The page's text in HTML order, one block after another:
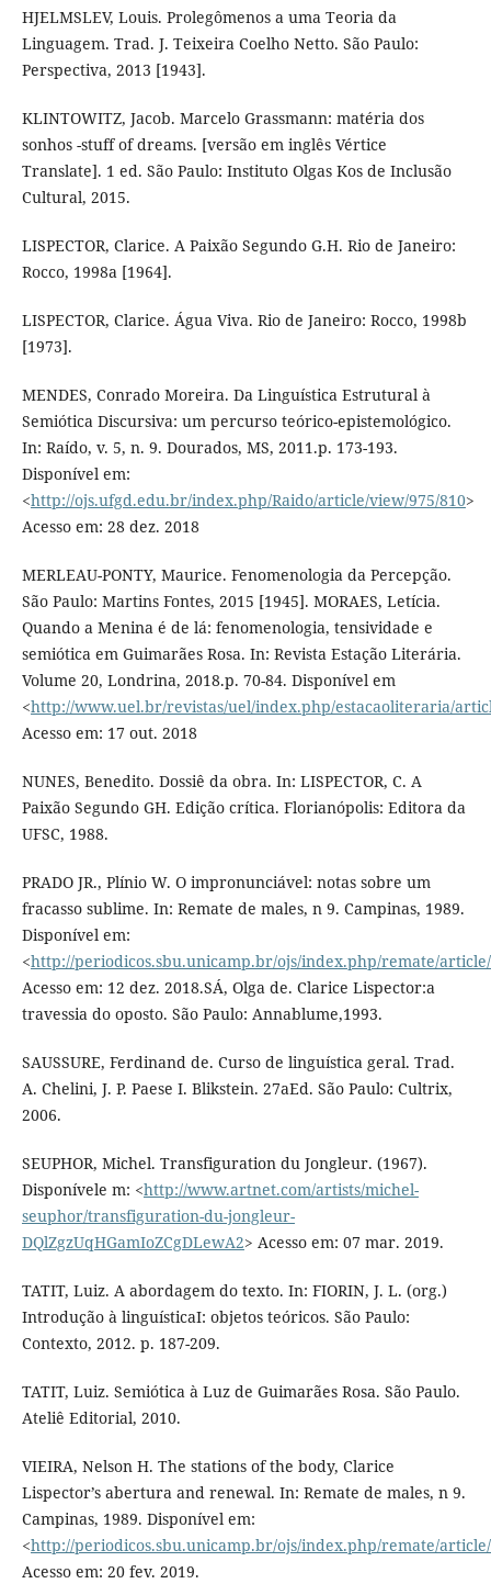
HJELMSLEV, Louis. Prolegômenos a uma Teoria da
Linguagem. Trad. J. Teixeira Coelho Netto. São Paulo:
Perspectiva, 2013 [1943].
KLINTOWITZ, Jacob. Marcelo Grassmann: matéria dos
sonhos -stuff of dreams. [versão em inglês Vértice
Translate]. 1 ed. São Paulo: Instituto Olgas Kos de Inclusão
Cultural, 2015.
LISPECTOR, Clarice. A Paixão Segundo G.H. Rio de Janeiro:
Rocco, 1998a [1964].
LISPECTOR, Clarice. Água Viva. Rio de Janeiro: Rocco, 1998b
[1973].
MENDES, Conrado Moreira. Da Linguística Estrutural à
Semiótica Discursiva: um percurso teórico-epistemológico.
In: Raído, v. 5, n. 9. Dourados, MS, 2011.p. 173-193.
Disponível em:
<http://ojs.ufgd.edu.br/index.php/Raido/article/view/975/810>
Acesso em: 28 dez. 2018
MERLEAU-PONTY, Maurice. Fenomenologia da Percepção.
São Paulo: Martins Fontes, 2015 [1945]. MORAES, Letícia.
Quando a Menina é de lá: fenomenologia, tensividade e
semiótica em Guimarães Rosa. In: Revista Estação Literária.
Volume 20, Londrina, 2018.p. 70-84. Disponível em
<http://www.uel.br/revistas/uel/index.php/estacaoliteraria/
Acesso em: 17 out. 2018
NUNES, Benedito. Dossiê da obra. In: LISPECTOR, C. A
Paixão Segundo GH. Edição crítica. Florianópolis: Editora da
UFSC, 1988.
PRADO JR., Plínio W. O impronunciável: notas sobre um
fracasso sublime. In: Remate de males, n 9. Campinas, 1989.
Disponível em:
<http://periodicos.sbu.unicamp.br/ojs/index.php/remate/
Acesso em: 12 dez. 2018.SÁ, Olga de. Clarice Lispector:a
travessia do oposto. São Paulo: Annablume,1993.
SAUSSURE, Ferdinand de. Curso de linguística geral. Trad.
A. Chelini, J. P. Paese I. Blikstein. 27aEd. São Paulo: Cultrix,
2006.
SEUPHOR, Michel. Transfiguration du Jongleur. (1967).
Disponívele m: <http://www.artnet.com/artists/michel-
seuphor/transfiguration-du-jongleur-
DQlZgzUqHGamIoZCgDLewA2> Acesso em: 07 mar. 2019.
TATIT, Luiz. A abordagem do texto. In: FIORIN, J. L. (org.)
Introdução à linguísticaI: objetos teóricos. São Paulo:
Contexto, 2012. p. 187-209.
TATIT, Luiz. Semiótica à Luz de Guimarães Rosa. São Paulo.
Ateliê Editorial, 2010.
VIEIRA, Nelson H. The stations of the body, Clarice
Lispector’s abertura and renewal. In: Remate de males, n 9.
Campinas, 1989. Disponível em:
<http://periodicos.sbu.unicamp.br/ojs/index.php/remate/
Acesso em: 20 fev. 2019.